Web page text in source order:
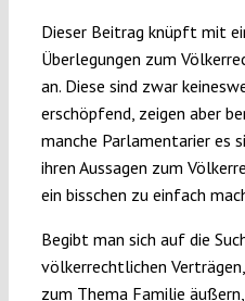
Dieser Beitrag knüpft mit
Überlegungen zum
an. Diese sind zwar
erschöpfend, zeigen aber
manche Parlamentarier es
ihren Aussagen zum
ein bisschen zu einfach
Begibt man sich auf die
völkerrechtlichen
zum Thema Familie